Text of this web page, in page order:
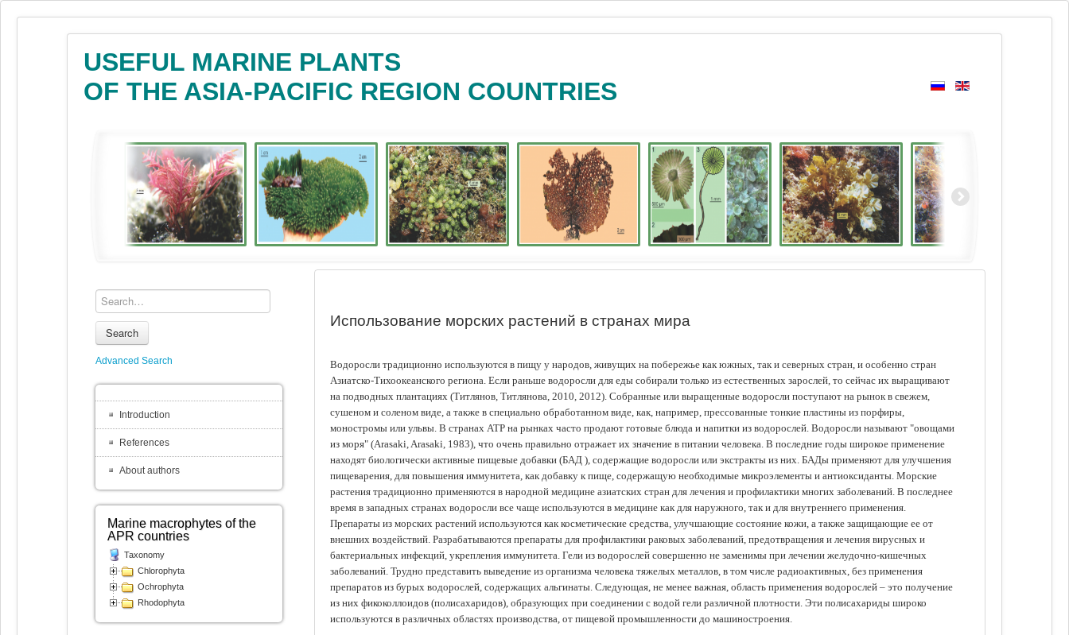
USEFUL MARINE PLANTS
OF THE ASIA-PACIFIC REGION COUNTRIES
Использование морских растений в странах мира
Водоросли традиционно используются в пищу у народов, живущих на побережье как южных, так и северных стран, и особенно стран
Азиатско-Тихоокеанского региона. Если раньше водоросли для еды собирали только из естественных зарослей, то сейчас их выращивают
на подводных плантациях (Tитлянов, Титлянова, 2010, 2012). Собранные или выращенные водоросли поступают на рынок в свежем,
сушеном и соленом виде, а также в специально обработанном виде, как, например, прессованные тонкие пластины из порфиры,
моностромы или ульвы. В странах АТР на рынках часто продают готовые блюда и напитки из водорослей. Водоросли называют "овощами
из моря" (Arasaki, Arasaki, 1983), что очень правильно отражает их значение в питании человека. В последние годы широкое применение
находят биологически активные пищевые добавки (БАД ), содержащие водоросли или экстракты из них. БАДы применяют для улучшения
пищеварения, для повышения иммунитета, как добавку к пище, содержащую необходимые микроэлементы и антиоксиданты. Морские
растения традиционно применяются в народной медицине азиатских стран для лечения и профилактики многих заболеваний. В последнее
время в западных странах водоросли все чаще используются в медицине как для наружного, так и для внутреннего применения.
Препараты из морских растений используются как косметические средства, улучшающие состояние кожи, а также защищающие ее от
внешних воздействий. Разрабатываются препараты для профилактики раковых заболеваний, предотвращения и лечения вирусных и
бактериальных инфекций, укрепления иммунитета. Гели из водорослей совершенно не заменимы при лечении желудочно-кишечных
заболеваний. Трудно представить выведение из организма человека тяжелых металлов, в том числе радиоактивных, без применения
препаратов из бурых водорослей, содержащих альгинаты. Следующая, не менее важная, область применения водорослей – это получение
из них фикоколлоидов (полисахаридов), образующих при соединении с водой гели различной плотности. Эти полисахариды широко
используются в различных областях производства, от пищевой промышленности до машиностроения.
Search
Advanced Search
Introduction
References
About authors
Marine macrophytes of the
APR countries
Taxonomy
Chlorophyta
Ochrophyta
Rhodophyta